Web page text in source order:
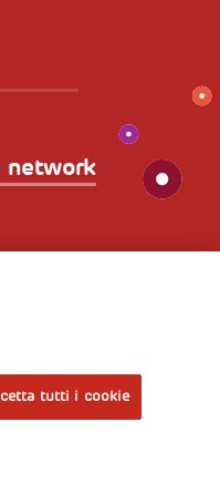
network
tutti i cookie